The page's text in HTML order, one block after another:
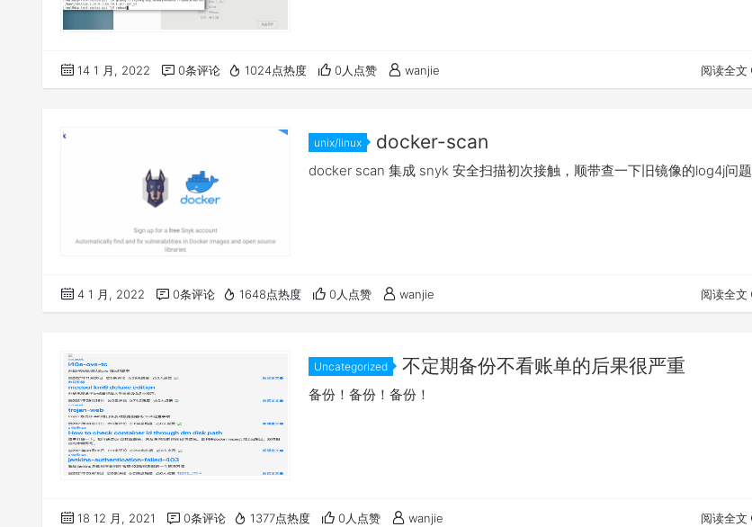
14 1 月, 2022 0条评论 1024点热度 0人点赞 wanjie 阅读全文
unix/linux docker-scan
docker scan 集成 snyk 安全扫描初次接触，顺带查一下旧镜像的log4j问题
4 1 月, 2022 0条评论 1648点热度 0人点赞 wanjie 阅读全文
Uncategorized 不定期备份不看账单的后果很严重
备份！备份！备份！
18 12 月, 2021 0条评论 1377点热度 0人点赞 wanjie 阅读全文